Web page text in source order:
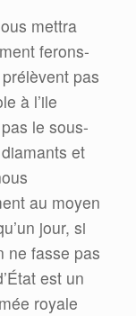
mettra
ferons-
pas
à l’ile
le sous-
et
au moyen
jour, si
ne fasse pas
est un
royale